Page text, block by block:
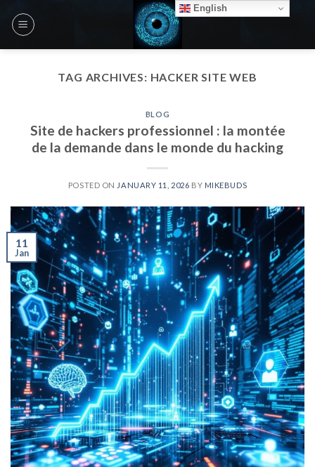
TAG ARCHIVES: HACKER SITE WEB
BLOG
Site de hackers professionnel : la montée
de la demande dans le monde du hacking
POSTED ON JANUARY 11, 2026 BY MIKEBUDS
11
Jan
English